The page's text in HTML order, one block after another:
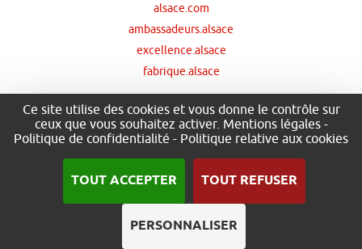
alsace.com
ambassadeurs.alsace
excellence.alsace
fabrique.alsace
Nos principaux financeurs
Ce site utilise des cookies et vous donne le contrôle sur
ceux que vous souhaitez activer. Mentions légales-
Politique de confidentialité - Politique relative aux cookies
TOUT ACCEPTER TOUT REFUSER
PERSONNALISER